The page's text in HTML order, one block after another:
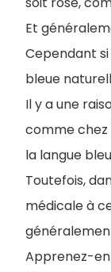
Et
Cependant
bleue
Il y a une
comme
la langue
Toutefois,
médicale à
Apprenez-